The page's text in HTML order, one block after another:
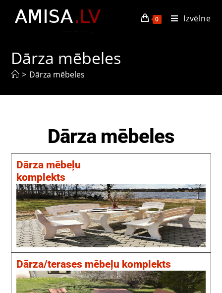
0 Izvēlne
Dārza mēbeles
> Dārza mēbeles
Dārza mēbeles
Dārza mēbeļu
komplekts
Dārza/terases mēbeļu komplekts